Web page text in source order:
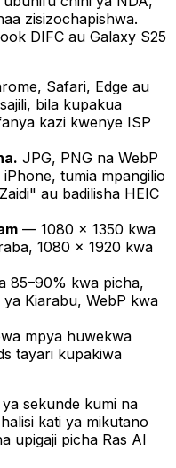
zisizochapishwa.
DIFC au Galaxy S25
Safari, Edge au
bila kupakua
kazi kwenye ISP
JPG, PNG na WebP
tumia mpangilio
au badilisha HEIC
— 1080 × 1350 kwa
1080 × 1920 kwa
85–90% kwa picha,
Kiarabu, WebP kwa
mpya huwekwa
tayari kupakiwa
sekunde kumi na
kati ya mikutano
upigaji picha Ras Al